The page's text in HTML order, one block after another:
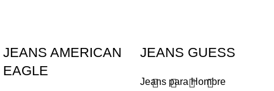
JEANS AMERICAN
EAGLE
JEANS GUESS
Jeans para Hombre